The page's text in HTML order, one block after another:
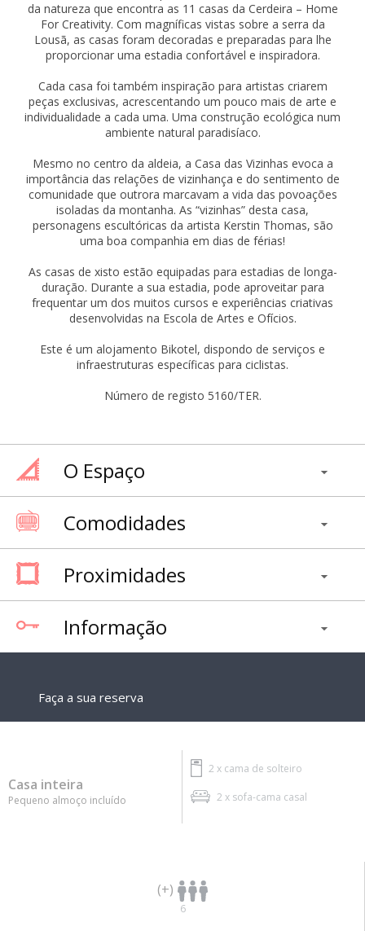
da natureza que encontra as 11 casas da Cerdeira – Home
For Creativity. Com magníficas vistas sobre a serra da
Lousã, as casas foram decoradas e preparadas para lhe
proporcionar uma estadia confortável e inspiradora.
Cada casa foi também inspiração para artistas criarem
peças exclusivas, acrescentando um pouco mais de arte e
individualidade a cada uma. Uma construção ecológica num
ambiente natural paradisíaco.
Mesmo no centro da aldeia, a Casa das Vizinhas evoca a
importância das relações de vizinhança e do sentimento de
comunidade que outrora marcavam a vida das povoações
isoladas da montanha. As “vizinhas” desta casa,
personagens escultóricas da artista Kerstin Thomas, são
uma boa companhia em dias de férias!
As casas de xisto estão equipadas para estadias de longa-
duração. Durante a sua estadia, pode aproveitar para
frequentar um dos muitos cursos e experiências criativas
desenvolvidas na Escola de Artes e Ofícios.
Este é um alojamento Bikotel, dispondo de serviços e
infraestruturas específicas para ciclistas.
Número de registo 5160/TER.
O Espaço
Comodidades
Proximidades
Informação
Faça a sua reserva
Casa inteira
Pequeno almoço incluído
2 x cama de solteiro
2 x sofa-cama casal
(+)
6